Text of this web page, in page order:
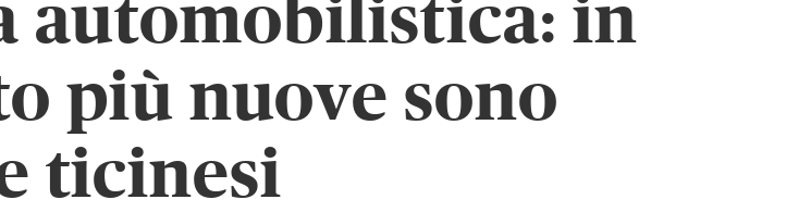
automobilistica: in
più nuove sono
ticinesi